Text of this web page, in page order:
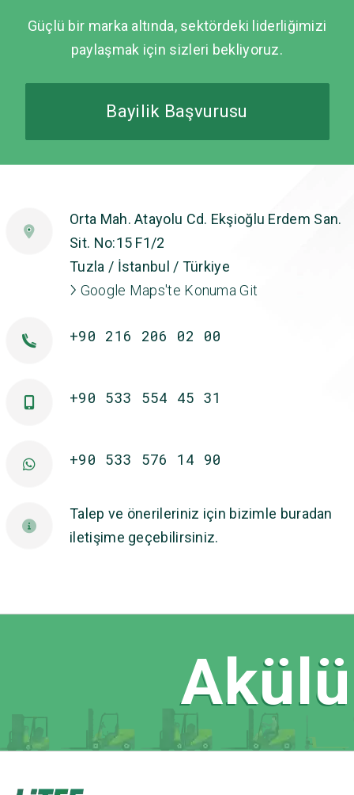
Güçlü bir marka altında, sektördeki liderliğimizi
paylaşmak için sizleri bekliyoruz.
Bayilik Başvurusu
Orta Mah. Atayolu Cd. Ekşioğlu Erdem San.
Sit. No:15 F1/2
Tuzla / İstanbul / Türkiye
Google Maps'te Konuma Git
+90 216 206 02 00
+90 533 554 45 31
+90 533 576 14 90
Talep ve önerileriniz için bizimle buradan
iletişime geçebilirsiniz.